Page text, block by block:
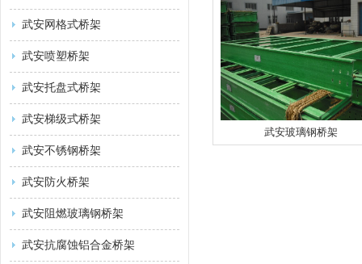
武安网格式桥架
武安喷塑桥架
武安托盘式桥架
武安梯级式桥架
武安不锈钢桥架
武安防火桥架
武安阻燃玻璃钢桥架
武安抗腐蚀铝合金桥架
武安玻璃钢桥架